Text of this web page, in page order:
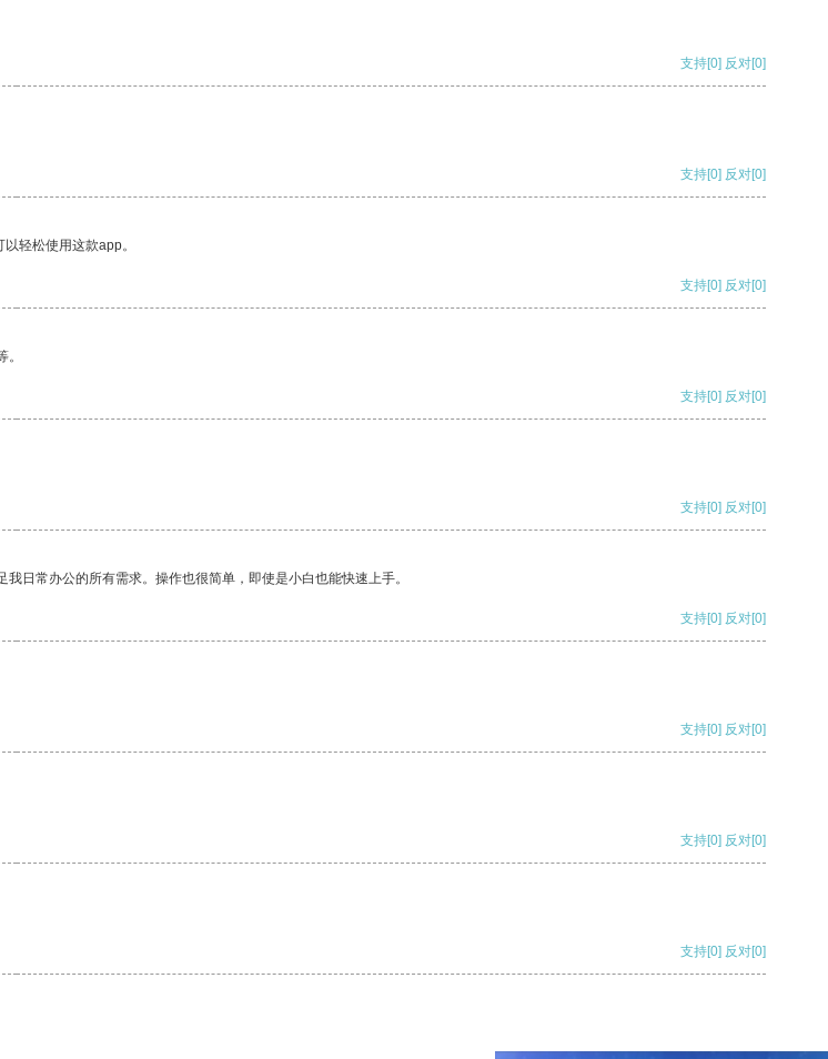
支持[0] 反对[0]
支持[0] 反对[0]
轻松使用这款app。
支持[0] 反对[0]
支持[0] 反对[0]
支持[0] 反对[0]
日常办公的所有需求。操作也很简单，即使是小白也能快速上手。
支持[0] 反对[0]
支持[0] 反对[0]
支持[0] 反对[0]
支持[0] 反对[0]